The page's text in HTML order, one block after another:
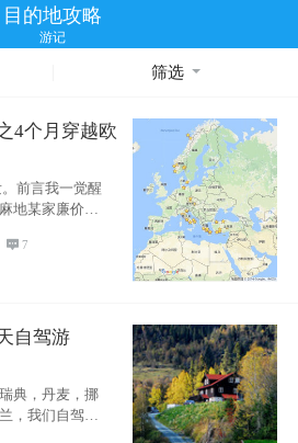
目的地攻略
游记
筛选
4个月穿越欧
前言我一觉醒
地某家廉价宾
7
自驾游
典，丹麦，挪
，我们自驾游